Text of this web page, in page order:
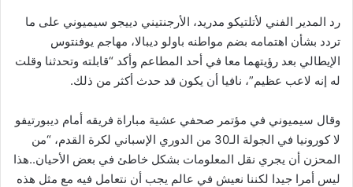
رد المدير الفني لأتلتيكو مدريد، الأرجنتيني دييجو سيميوني على ما
تردد بشأن اهتمامه بضم مواطنه باولو ديبالا، مهاجم يوفنتوس
الإيطالي بعد رؤيتهما معا في أحد المطاعم وأكد “قابلته وتحدثنا وقلت
له إنه لاعب عظيم”، نافيا أن يكون قد حدث أكثر من ذلك.
وقال سيميوني في مؤتمر صحفي عشية مباراة فريقه أمام ديبورتيفو
لا كورونيا في الجولة الـ30 من الدوري الإسباني لكرة القدم، “من
المحزن أن يجري نقل المعلومات بشكل خاطئ في بعض الأحيان..هذا
ليس أمرا جيدا لكننا نعيش في عالم يجب أن نتعامل فيه مع مثل هذه